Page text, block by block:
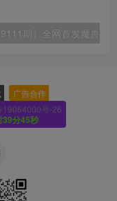
广告合作
19064000号-26
39分46秒